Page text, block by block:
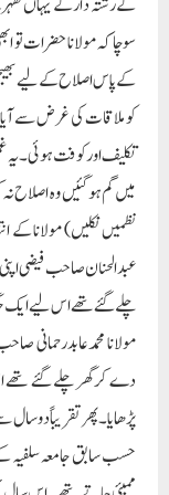
سوچا کہ مولانا حضرات تو
کے پاس اصلاح کے لیے
کو ملاقات کی غرض سے
تکلیف اور کوفت ہوئی۔ یہ
میں گم ہوگئیں وہ اصلاح
نظمیں نکلیں) مولانا کے
عبدالحنان صاحب فیضی
چلے گئے تھے اس لیے ایک
مولانا محمدعابدرحمانی
دے کر گھر چلے گئے تھے
پڑھایا۔ پھر تقریباً دوسال
حسب سابق جامعہ سلفیہ